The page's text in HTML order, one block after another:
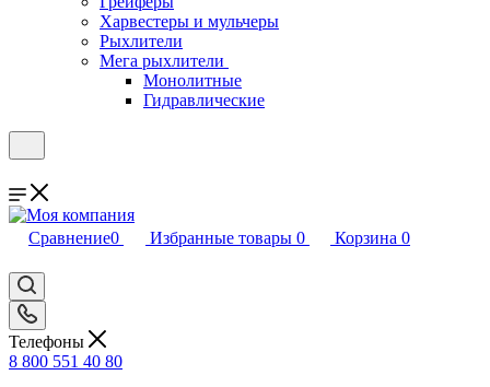
Харвестеры и мульчеры
Рыхлители
Мега рыхлители
Монолитные
Гидравлические
Сравнение0 Избранные товары 0 Корзина 0
Телефоны
8 800 551 40 80